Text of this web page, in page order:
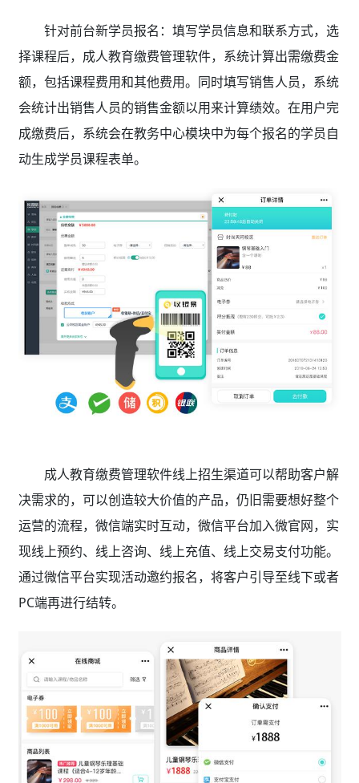
针对前台新学员报名：填写学员信息和联系方式，选
择课程后，成人教育缴费管理软件， 系统计算出需缴费金
额，包括课程费用和其他费用。同时填写销售人员，系统
会统计出销售人员的销售金额以用来计算绩效。在用户完
成缴费后，系统会在教务中心模块中为每个报名的学员自
动生成学员课程表单。
成人教育缴费管理软件线上招生渠道可以帮助客户解
决需求的，可以创造较大价值的产品，仍旧需要想好整个
运营的流程，微信端实时互动，微信平台加入微官网，实
现线上预约、线上咨询、线上充值、线上交易支付功能。
通过微信平台实现活动邀约报名，将客户引导至线下或者
PC端再进行结转。